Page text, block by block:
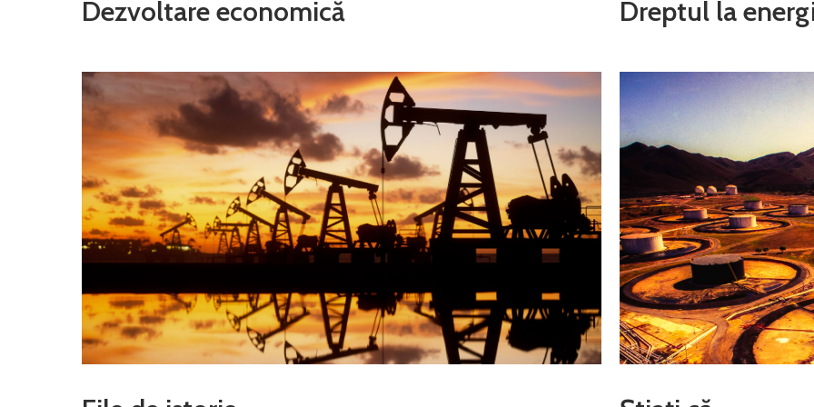
Dezvoltare economică Dreptul la